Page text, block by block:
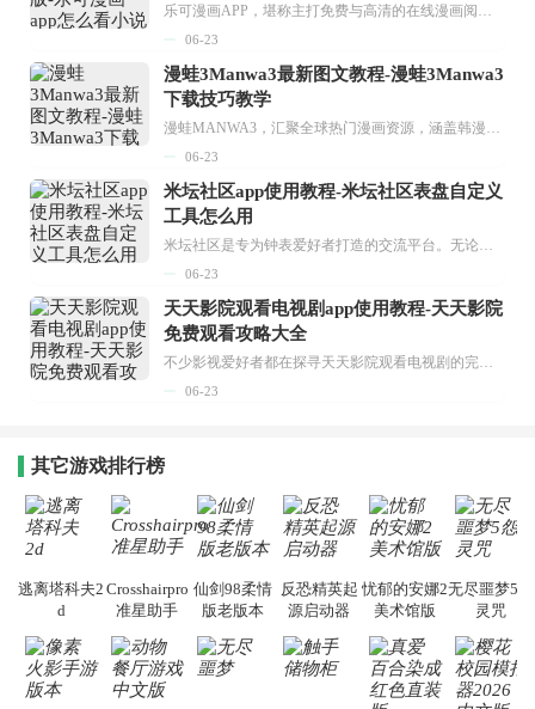
乐可漫画APP，堪称主打免费与高清的在线漫画阅读神器。其官方版提供海量完整版漫画资源，无论是国内漫画，还是日漫、韩漫、台漫、美漫等国外漫画，应有尽有，随时供你阅读。只需轻点一下，便能直接进入阅读界面。不仅如此，乐可漫画最新版本更新速度极快，在这里，你总能抢先看到全网一手漫画章节内容！...
06-23
漫蛙3Manwa3最新图文教程-漫蛙3Manwa3
下载技巧教学
漫蛙MANWA3，汇聚全球热门漫画资源，涵盖韩漫、欧美漫画、国漫等多种类型，题材丰富多样，全方位满足用户阅读喜好。它不仅是阅读平台，更是创作平台，为广大用户打造零门槛创作环境。...
06-23
米坛社区app使用教程-米坛社区表盘自定义
工具怎么用
米坛社区是专为钟表爱好者打造的交流平台。无论你是初涉钟表领域的普通爱好者，还是拥有多年收藏经验的资深玩家，都能在此找到属于自己的天地。 无需注册，就能轻松参与其中。通过专业的讨论论坛与丰富的交互功能，你可与世界各地的钟表爱好者畅快交流。若你钟情于钟表，米坛社区无疑是值得一试的理想之选。在这里，你能获取最新的手表资讯，交流见解，提升鉴赏品味，让每一块手表都成为收藏故事中重要的一部分。感兴趣的朋友，不要错过下载机会。...
06-23
天天影院观看电视剧app使用教程-天天影院
免费观看攻略大全
不少影视爱好者都在探寻天天影院观看电视剧的完整方法，结合最新平台使用规则，本篇新手入门攻略全面讲解观看渠道、检索流程、播放设置以及画面模式调整等实用内容。全文适配手机、电脑等主流设备，步骤简洁易懂，无论是初次使用的新手，还是想要优化观影体验的用户，都能参照内容快速上手，熟练掌握平台各项操作技巧，轻松畅享影视内容。...
06-23
其它游戏排行榜
逃离塔科夫2
d
Crosshairpro
准星助手
仙剑98柔情
版老版本
反恐精英起
源启动器
忧郁的安娜2
美术馆版
无尽噩梦5怨
灵咒